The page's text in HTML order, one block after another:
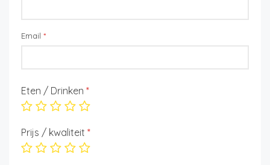
Email *
Eten / Drinken *
Prijs / kwaliteit *